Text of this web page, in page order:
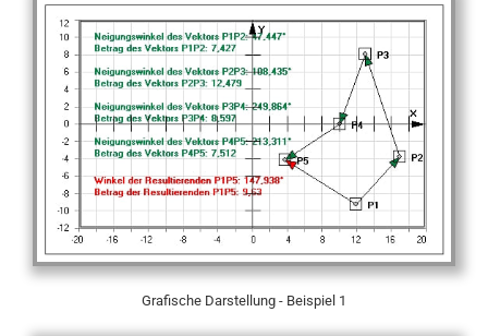
Grafische Darstellung - Beispiel 1